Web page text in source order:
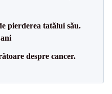
pierderea tatălui său.
despre cancer.